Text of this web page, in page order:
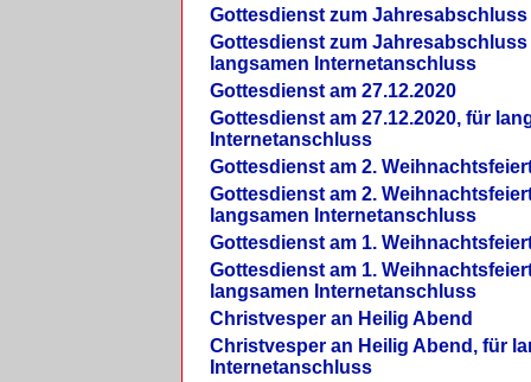
Gottesdienst zum Jahresabschluss
Gottesdienst zum Jahresabschluss
langsamen Internetanschluss
Gottesdienst am 27.12.2020
Gottesdienst am 27.12.2020, für
Internetanschluss
Gottesdienst am 2.
Gottesdienst am 2.
langsamen Internetanschluss
Gottesdienst am 1.
Gottesdienst am 1.
langsamen Internetanschluss
Christvesper an Heilig Abend
Christvesper an Heilig Abend, für
Internetanschluss